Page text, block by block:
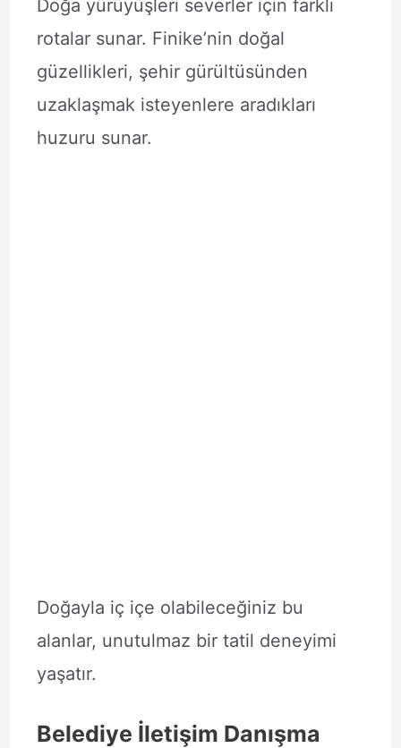
Doğa yürüyüşleri severler için farklı
rotalar sunar. Finike’nin doğal
güzellikleri, şehir gürültüsünden
uzaklaşmak isteyenlere aradıkları
huzuru sunar.
Doğayla iç içe olabileceğiniz bu
alanlar, unutulmaz bir tatil deneyimi
yaşatır.
Belediye İletişim Danışma